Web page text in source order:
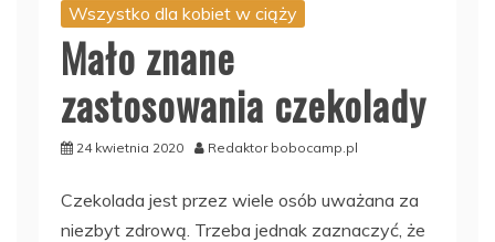
Wszystko dla kobiet w ciąży
Mało znane
zastosowania czekolady
24 kwietnia 2020 Redaktor bobocamp.pl
Czekolada jest przez wiele osób uważana za
niezbyt zdrową. Trzeba jednak zaznaczyć, że